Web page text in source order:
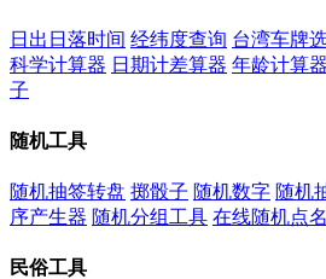
日出日落时间 经纬度查询 台湾车牌
科学计算器 日期计差算器 年龄计算器
子
随机工具
随机抽签转盘 掷骰子 随机数字 随机
序产生器 随机分组工具 在线随机点名
民俗工具